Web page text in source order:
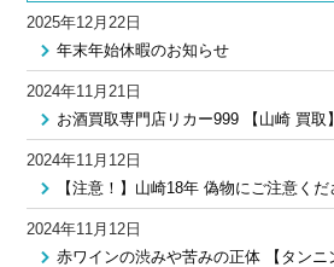
2025年12月22日
年末年始休暇のお知らせ
2024年11月21日
お酒買取専門店リカー999 【山崎 買取
2024年11月12日
【注意！】山崎18年 偽物にご注意くだ
2024年11月12日
赤ワインの渋みや苦みの正体 【タンニ